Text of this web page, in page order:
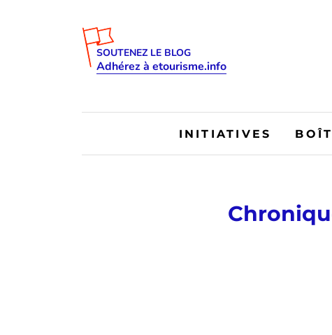
SOUTENEZ LE BLOG
Adhérez à etourisme.info
INITIATIVES